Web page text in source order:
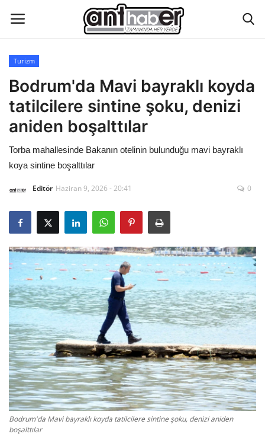
Künye
Eğitim
Hakkımızda
Asayiş
Çevre
Gizlilik Politikası
Reklam ve İşbirliği
Bodrum Trafik Yoğunluk Haritası
Turizm
Siyaset
Turizm
Bodrum'da Mavi bayraklı koyda
tatilcilere sintine şoku, denizi
aniden boşalttılar
Torba mahallesinde Bakanın otelinin bulunduğu mavi bayraklı
koya sintine boşalttılar
Editör Haziran 9, 2026 - 20:41 0
Bodrum'da Mavi bayraklı koyda tatilcilere sintine şoku, denizi aniden
boşalttılar